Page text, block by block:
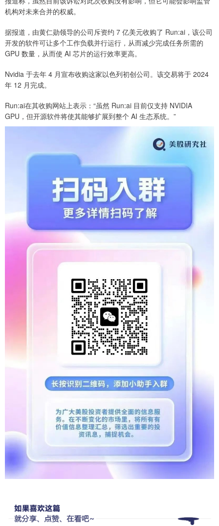
机构对未来合并的权威。
据报道，由黄仁勋领导的公司斥资约 7 亿美元收购了 Run:ai，该公司
开发的软件可让多个工作负载并行运行，从而减少完成任务所需的
GPU 数量，从而使 AI 芯片的运行效率更高。
Nvidia 于去年 4 月宣布收购这家以色列初创公司。该交易将于 2024
年 12 月完成。
Run:ai在其收购网站上表示：“虽然 Run:ai 目前仅支持 NVIDIA
GPU，但开源软件将使其能够扩展到整个 AI 生态系统。”